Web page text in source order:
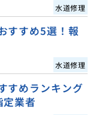
水道修理
すすめ5選！報
水道修理
すめランキング
業者